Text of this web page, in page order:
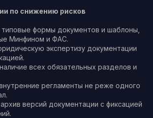
по снижению рисков
типовые формы документов и шаблоны,
Минфином и ФАС.
экспертизу документации
всех обязательных разделов и
регламенты не реже одного
версий документации с фиксацией